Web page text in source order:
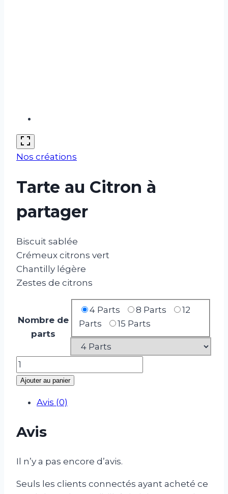
Nos créations
Tarte au Citron à
partager
Biscuit sablée
Crémeux citrons vert
Chantilly légère
Zestes de citrons
Nombre de
parts
4 Parts 8 Parts
12
Parts
15 Parts
quantité
de
à
Ajouter au panier
Avis (0)
Avis
Il n’y a pas encore d’avis.
Seuls les clients connectés ayant acheté ce